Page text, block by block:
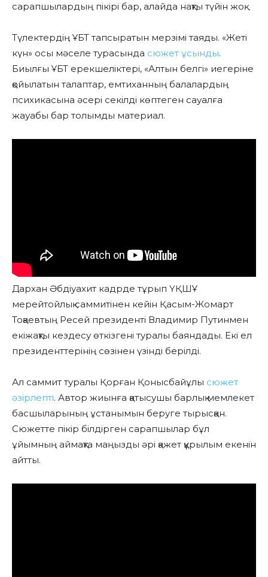
сарапшылардың пікірі бар, алайда нақты түйін жоқ.
Түлектердің ҰБТ тапсыратын мерзімі таяды. «Жеті
күн» осы мәселе турасында сюжет ұсынды.
Биылғы ҰБТ ерекшеліктері, «Алтын белгі» иегеріне
қойылатын талаптар, емтиханның балалардың
психикасына әсері секілді көптеген сауалға
жауабы бар толымды материал.
Дархан Әбдіуахит кадрде тұрып ҮҚШҰ
мерейтойлық саммитінен кейін Қасым-Жомарт
Тоқаевтың Ресей президенті Владимир Путинмен
екіжақты кездесу өткізгені туралы баяндады. Екі ел
президенттерінің сөзінен үзінді берілді.
Ал саммит туралы Қорған Қонысбайұлы сюжет
әзірлепті. Автор жиынға қатысушы барлық мемлекет
басшыларының ұстанымын беруге тырысқан.
Сюжетте пікір білдірген сарапшылар бұл
ұйымның аймақта маңызды әрі қажет құрылым екенін
айтты.